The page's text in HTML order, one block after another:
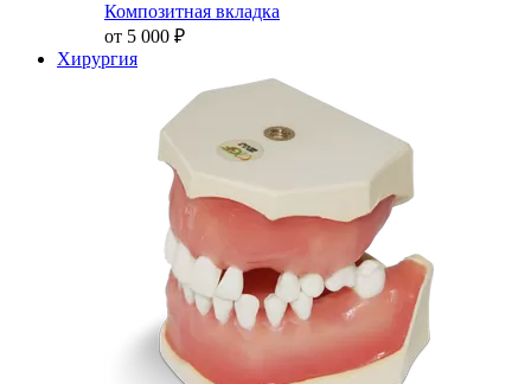
Композитная вкладка
от 5 000 ₽
Хирургия